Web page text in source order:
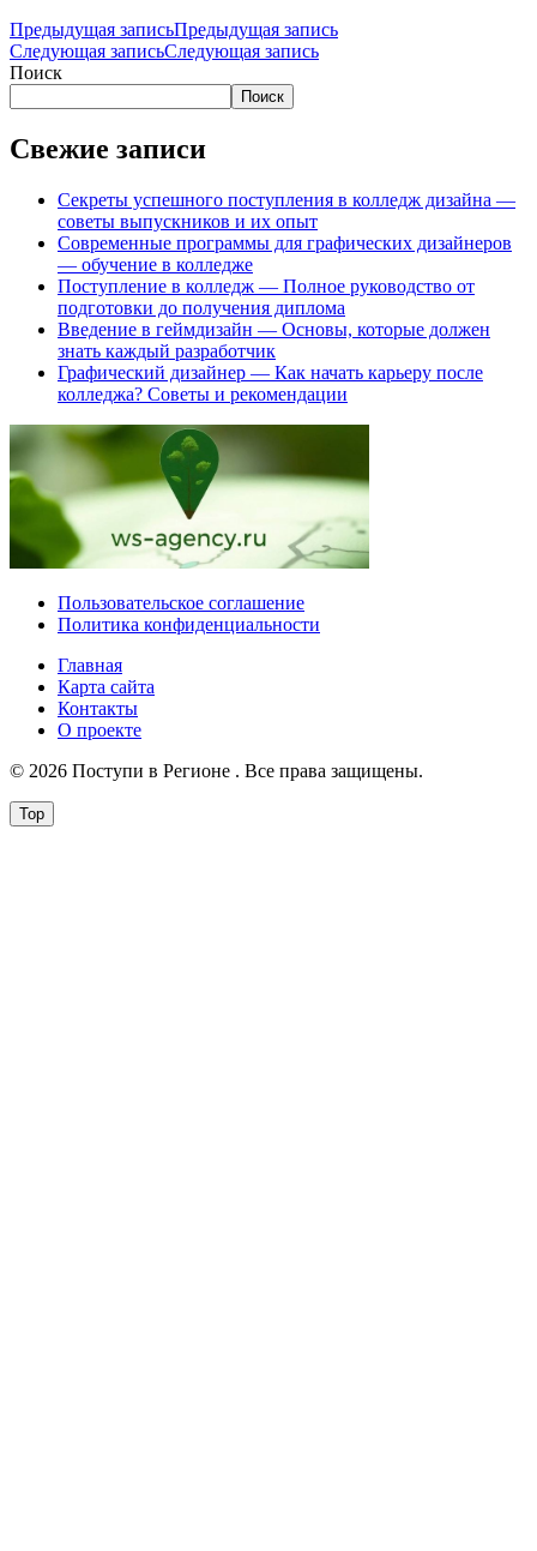
Предыдущая записьПредыдущая запись
Следующая записьСледующая запись
Поиск
Поиск
Свежие записи
Секреты успешного поступления в колледж дизайна —
советы выпускников и их опыт
Современные программы для графических дизайнеров
— обучение в колледже
Поступление в колледж — Полное руководство от
подготовки до получения диплома
Введение в геймдизайн — Основы, которые должен
знать каждый разработчик
Графический дизайнер — Как начать карьеру после
колледжа? Советы и рекомендации
Пользовательское соглашение
Политика конфиденциальности
Главная
Карта сайта
Контакты
О проекте
© 2026 Поступи в Регионе . Все права защищены.
Top